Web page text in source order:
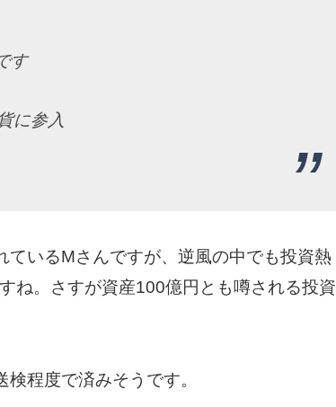
す
に参入
いるMさんですが、逆風の中でも投資熱
ね。さすが資産100億円とも噂される投資
程度で済みそうです。